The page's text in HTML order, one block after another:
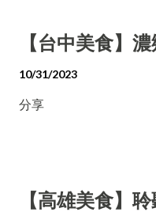
【台中美食】
10/31/2023
分享
【高雄美食】